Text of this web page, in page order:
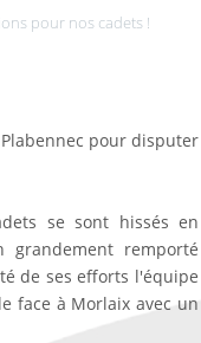
pour nos cadets !
pour disputer
se sont hissés en
grandement remporté
de ses efforts l'équipe
face à Morlaix avec un